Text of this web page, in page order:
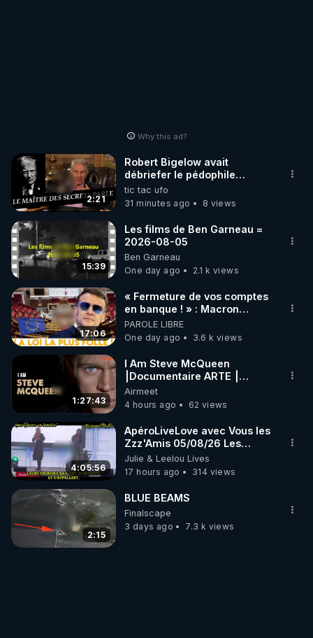
Why this ad?
2:21
Robert Bigelow avait
débriefer le pédophile
génocidaire de donald j
trump
tic tac ufo
31 minutes ago
8 views
15:39
Les films de Ben Garneau =
2026-08-05
Ben Garneau
One day ago
2.1 k views
17:06
« Fermeture de vos comptes
en banque ! » : Macron
impose une loi folle !
PAROLE LIBRE
One day ago
3.6 k views
1:27:43
I Am Steve McQueen
⎮Documentaire ARTE ⎮
Cinema
Airmeet
4 hours ago
62 views
4:05:56
ApéroLiveLove avec Vous les
Zzz'Amis 05/08/26 Les
Zzz'Infos Bonheur de Leelou
Julie & Leelou Lives
17 hours ago
314 views
2:15
BLUE BEAMS
Finalscape
3 days ago
7.3 k views